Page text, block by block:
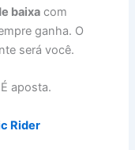
baixa com
ganha. O
será você.
aposta.
Rider